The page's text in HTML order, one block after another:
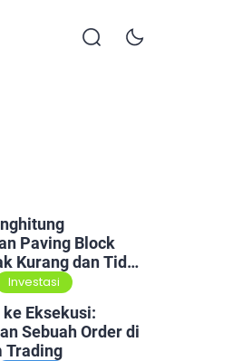
Paving Block
Kurang dan Tidak
Investasi
Eksekusi:
Sebuah Order di
Trading